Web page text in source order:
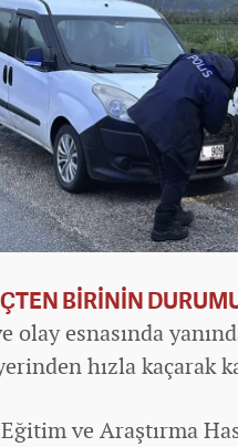
BİRİNİN
olay esnasında
hızla kaçarak
ve Araştırma